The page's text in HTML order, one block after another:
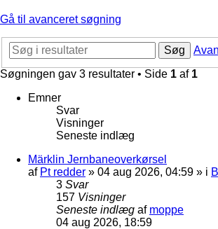
Gå til avanceret søgning
Søg
Søgningen gav 3 resultater • Side 1 af 1
Emner
Svar
Visninger
Seneste indlæg
Märklin Jernbaneoverkørsel
af Pt redder » 04 aug 2026, 04:59 » i
3 Svar
157 Visninger
Seneste indlæg af moppe
04 aug 2026, 18:59